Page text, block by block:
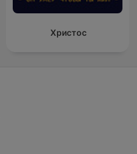
Христос